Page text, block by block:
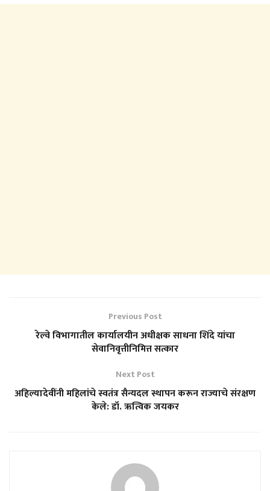
Previous Post
रेल्वे विभागातील कार्यालयीन अधीक्षक साधना शिंदे यांचा
सेवानिवृत्तीनिमित्त सत्कार
Next Post
अहिल्यादेवींनी महिलांचे स्वतंत्र सैन्यदल स्थापन करून राज्याचे संरक्षण
केले: डॉ. ऋत्विक जयकर